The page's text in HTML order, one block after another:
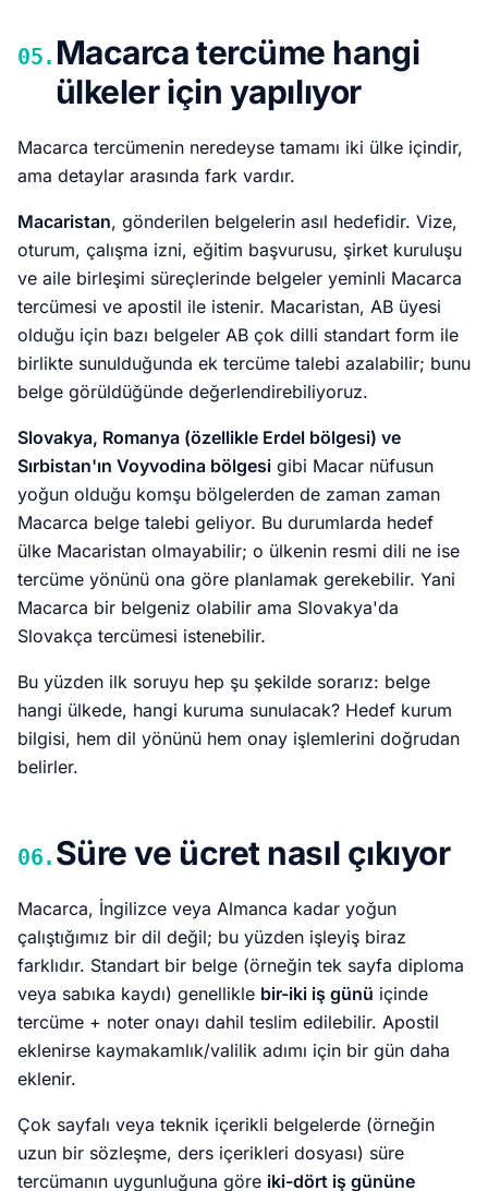
05. Macarca tercüme hangi
ülkeler için yapılıyor
Macarca tercümenin neredeyse tamamı iki ülke içindir,
ama detaylar arasında fark vardır.
Macaristan, gönderilen belgelerin asıl hedefidir. Vize,
oturum, çalışma izni, eğitim başvurusu, şirket kuruluşu
ve aile birleşimi süreçlerinde belgeler yeminli Macarca
tercümesi ve apostil ile istenir. Macaristan, AB üyesi
olduğu için bazı belgeler AB çok dilli standart form ile
birlikte sunulduğunda ek tercüme talebi azalabilir; bunu
belge görüldüğünde değerlendirebiliyoruz.
Slovakya, Romanya (özellikle Erdel bölgesi) ve
Sırbistan'ın Voyvodina bölgesi gibi Macar nüfusun
yoğun olduğu komşu bölgelerden de zaman zaman
Macarca belge talebi geliyor. Bu durumlarda hedef
ülke Macaristan olmayabilir; o ülkenin resmi dili ne ise
tercüme yönünü ona göre planlamak gerekebilir. Yani
Macarca bir belgeniz olabilir ama Slovakya'da
Slovakça tercümesi istenebilir.
Bu yüzden ilk soruyu hep şu şekilde sorarız: belge
hangi ülkede, hangi kuruma sunulacak? Hedef kurum
bilgisi, hem dil yönünü hem onay işlemlerini doğrudan
belirler.
06. Süre ve ücret nasıl çıkıyor
Macarca, İngilizce veya Almanca kadar yoğun
çalıştığımız bir dil değil; bu yüzden işleyiş biraz
farklıdır. Standart bir belge (örneğin tek sayfa diploma
veya sabıka kaydı) genellikle bir-iki iş günü içinde
tercüme + noter onayı dahil teslim edilebilir. Apostil
eklenirse kaymakamlık/valilik adımı için bir gün daha
eklenir.
Çok sayfalı veya teknik içerikli belgelerde (örneğin
uzun bir sözleşme, ders içerikleri dosyası) süre
tercümanın uygunluğuna göre iki-dört iş gününe